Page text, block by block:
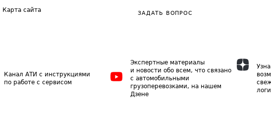
Карта сайта
ЗАДАТЬ ВОПРОС
Канал АТИ с инструкциями
по работе с сервисом
Экспертные материалы
и новости обо всем, что связано
с автомобильными
грузоперевозками, на нашем
Дзене